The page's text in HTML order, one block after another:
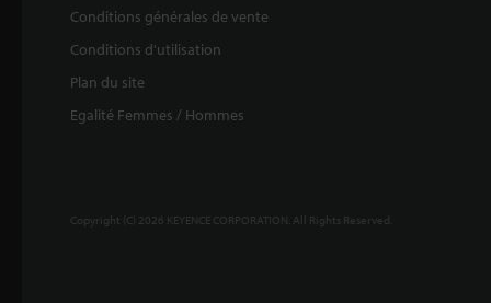
Conditions générales de vente
Conditions d'utilisation
Plan du site
Egalité Femmes / Hommes
Copyright (C) 2026 KEYENCE CORPORATION. All Rights Reserved.